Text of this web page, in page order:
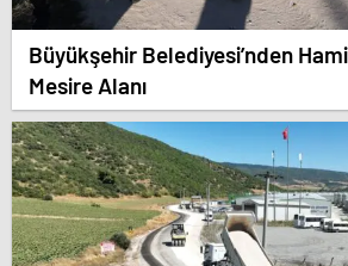
Büyükşehir Belediyesi’nden
Mesire Alanı